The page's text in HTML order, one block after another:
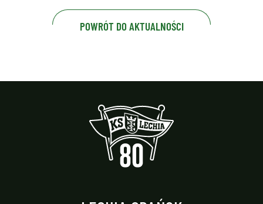
POWRÓT DO AKTUALNOŚCI